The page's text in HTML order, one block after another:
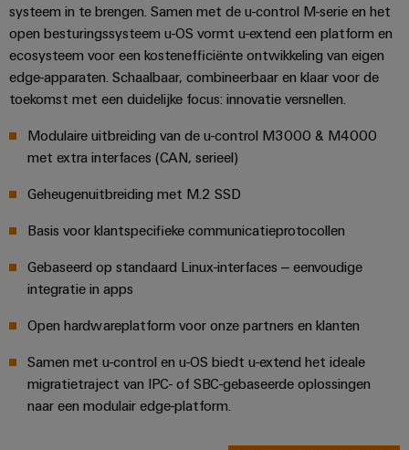
Configurator
Digitale
engineering van
het volgende
systeem in te brengen. Samen met de u-control M-serie en het
open besturingssysteem u-OS vormt u-extend een platform en
ecosysteem voor een kostenefficiënte ontwikkeling van eigen
edge-apparaten. Schaalbaar, combineerbaar en klaar voor de
toekomst met een duidelijke focus: innovatie versnellen.
Modulaire uitbreiding van de u-control M3000 & M4000
met extra interfaces (CAN, serieel)
Geheugenuitbreiding met M.2 SSD
Basis voor klantspecifieke communicatieprotocollen
Gebaseerd op standaard Linux-interfaces – eenvoudige
integratie in apps
Open hardwareplatform voor onze partners en klanten
Samen met u-control en u-OS biedt u-extend het ideale
migratietraject van IPC- of SBC-gebaseerde oplossingen
naar een modulair edge-platform.